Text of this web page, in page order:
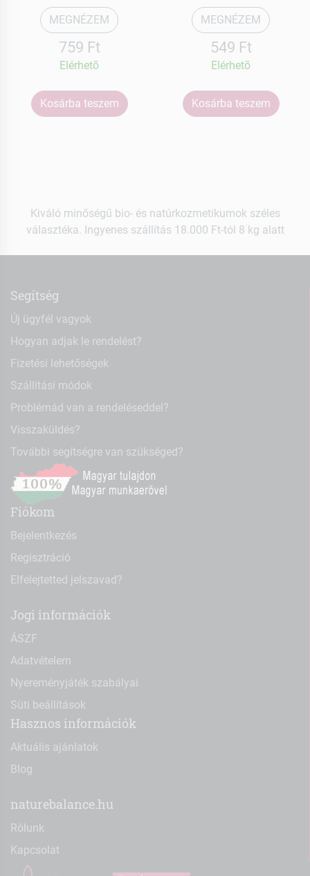
MEGNÉZEM
759 Ft
Elérhetõ
Kosárba teszem
MEGNÉZEM
549 Ft
Elérhetõ
Kosárba teszem
Kiváló minőségű bio- és natúrkozmetikumok széles
választéka. Ingyenes szállítás 18.000 Ft-tól 8 kg alatt
Segítség
Új ügyfél vagyok
Hogyan adjak le rendelést?
Fizetési lehetőségek
Szállítási módok
Problémád van a rendeléseddel?
Visszaküldés?
További segítségre van szükséged?
Fiókom
Bejelentkezés
Regisztráció
Elfelejtetted jelszavad?
Jogi információk
ÁSZF
Adatvételem
Nyereményjáték szabályai
Süti beállítások
Hasznos információk
Aktuális ajánlatok
Blog
naturebalance.hu
Rólunk
Kapcsolat